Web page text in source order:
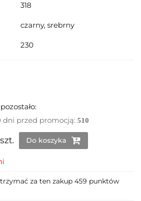
318
czarny, srebrny
230
dni przed promocją: 510
szt. Do koszyka
za ten zakup 459 punktów